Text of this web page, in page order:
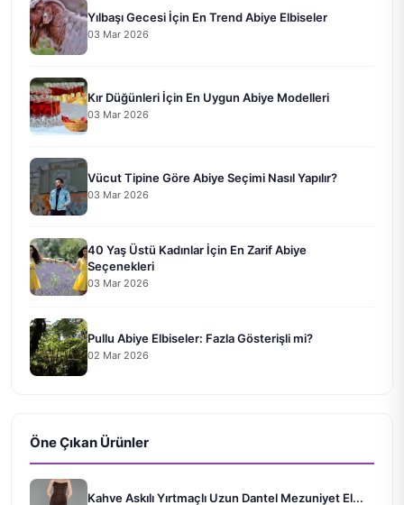
Yılbaşı Gecesi İçin En Trend Abiye Elbiseler
03 Mar 2026
Kır Düğünleri İçin En Uygun Abiye Modelleri
03 Mar 2026
Vücut Tipine Göre Abiye Seçimi Nasıl Yapılır?
03 Mar 2026
40 Yaş Üstü Kadınlar İçin En Zarif Abiye
Seçenekleri
03 Mar 2026
Pullu Abiye Elbiseler: Fazla Gösterişli mi?
02 Mar 2026
Öne Çıkan Ürünler
Kahve Askılı Yırtmaçlı Uzun Dantel Mezuniyet El...